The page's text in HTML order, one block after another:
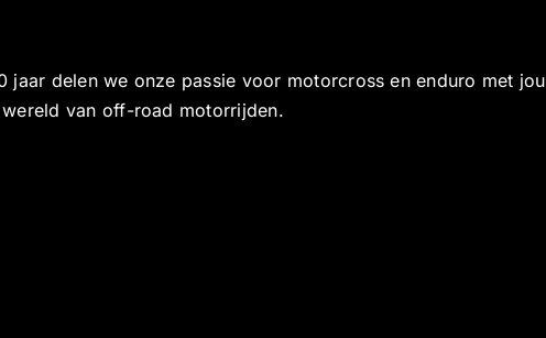
jaar delen we onze passie voor motorcross en enduro met jou
van off-road motorrijden.